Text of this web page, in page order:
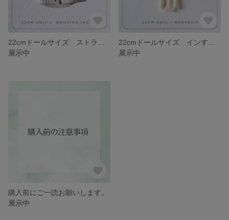
展示中
展示中
購入前にご一読お願いします。
展示中